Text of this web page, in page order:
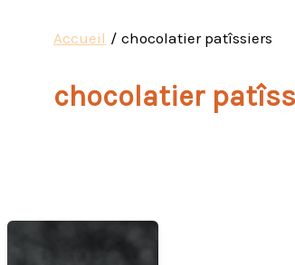
Accueil chocolatier patîssiers
chocolatier